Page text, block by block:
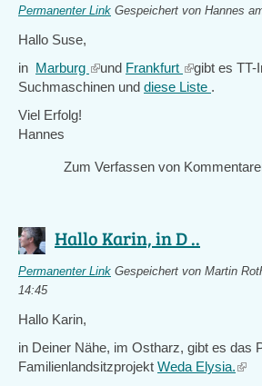
Permanenter Link Gespeichert von Hannes
Hallo Suse,
in Marburg (link
is
und Frankfurt (link
is
gibt es TT-
Suchmaschinen und diese Liste .
Viel Erfolg!
Hannes
Zum Verfassen von
Hallo Karin, in D ..
Permanenter Link Gespeichert von Martin
14:45
Hallo Karin,
in Deiner Nähe, im Ostharz, gibt es das
Familienlandsitzprojekt Weda Elysia.(link